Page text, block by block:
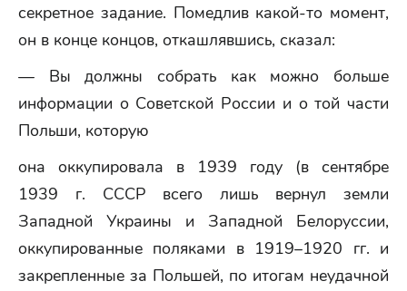
секретное задание. Помедлив какой-то момент,
он в конце концов, откашлявшись, сказал:
— Вы должны собрать как можно больше
информации о Советской России и о той части
Польши, которую
она оккупировала в 1939 году (в сентябре
1939 г. СССР всего лишь вернул земли
Западной Украины и Западной Белоруссии,
оккупированные поляками в 1919–1920 гг. и
закрепленные за Польшей, по итогам неудачной